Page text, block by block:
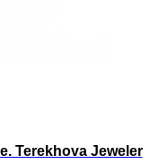
Terekhova Jeweler